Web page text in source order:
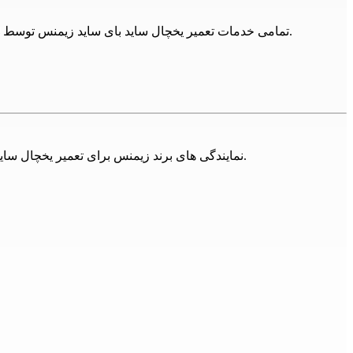
خرابی‌های خود روبرو می‌شوند. در این مقاله، به بررسی مشکلات
تمامی خدمات تعمیر یخچال ساید بای ساید زیمنس توسط 24تعمیر شامل گارانتی می باشد و در صورت بروز مجدد مشکل، با اعزام مجدد تکنسین مشکل دستگاه را به صورت کامل برطرف می کنیم.
نمایندگی های برند زیمنس برای تعمیر یخچال ساید بای ساید زیمنس در تهران فراوان اند، اما مجموعه 24تعمیر تلاش کرده تا با ارائه خدمات تخصصی همه این برندها پاسخگوی مشتریان باشد.